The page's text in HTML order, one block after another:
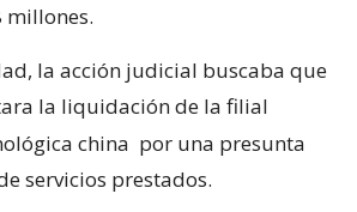
millones.
la acción judicial buscaba que
la liquidación de la filial
china por una presunta
servicios prestados.